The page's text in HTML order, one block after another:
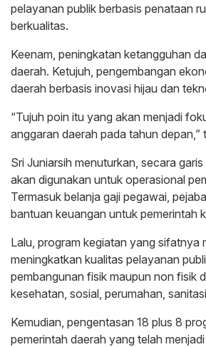
pelayanan publik berbasis penataan
berkualitas.
Keenam, peningkatan ketangguhan
daerah. Ketujuh, pengembangan
daerah berbasis inovasi hijau dan
“Tujuh poin itu yang akan menjadi
anggaran daerah pada tahun depan,”
Sri Juniarsih menuturkan, secara
akan digunakan untuk operasional
Termasuk belanja gaji pegawai,
bantuan keuangan untuk pemerintah
Lalu, program kegiatan yang sifatnya
meningkatkan kualitas pelayanan
pembangunan fisik maupun non fisik
kesehatan, sosial, perumahan,
Kemudian, pengentasan 18 plus 8
pemerintah daerah yang telah